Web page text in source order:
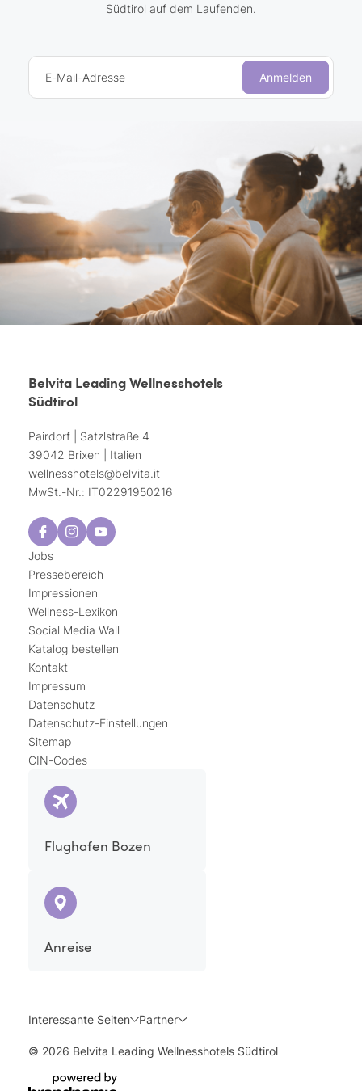
Südtirol auf dem Laufenden.
E-Mail-Adresse Anmelden
Belvita Leading Wellnesshotels
Südtirol
Pairdorf | Satzlstraße 4
39042 Brixen | Italien
wellnesshotels@belvita.it
MwSt.-Nr.: IT02291950216
Jobs
Pressebereich
Impressionen
Wellness-Lexikon
Social Media Wall
Katalog bestellen
Kontakt
Impressum
Datenschutz
Datenschutz-Einstellungen
Sitemap
CIN-Codes
Flughafen Bozen
Anreise
Interessante Seiten Partner
© 2026 Belvita Leading Wellnesshotels Südtirol